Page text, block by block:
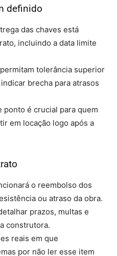
definido
das chaves está
incluindo a data limite
tolerância superior
brecha para atrasos
ponto é crucial para quem
em locação logo após a
o reembolso dos
ou atraso da obra.
prazos, multas e
construtora.
reais em que
por não ler esse item